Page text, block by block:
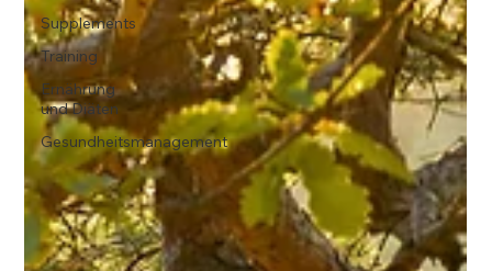
Supplements
Training
Ernährung
und Diäten
Gesundheitsmanagement